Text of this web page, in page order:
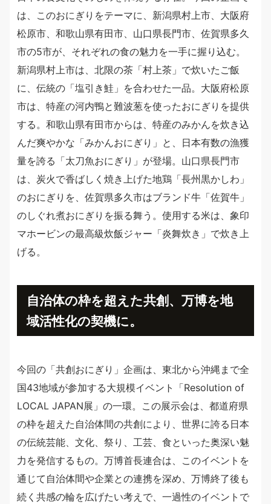
は、このおにぎりをテーマに、新潟県村上市、大阪府
松原市、和歌山県有田市、山口県長門市、佐賀県多久
市の5市が、それぞれの食の魅力を一手に握り込む。
新潟県村上市は、北限の茶「村上茶」で炊いたご飯
に、伝統の「塩引き鮭」を合わせた一品。大阪府松原
市は、特産の河内鴨と難波葱を使ったおにぎりを提供
する。和歌山県有田市からは、特産のみかんを炊き込
んだ爽やかな「みかんおにぎり」と、日本有数の漁獲
量を誇る「太刀魚おにぎり」が登場。山口県長門市
は、炭火で香ばしく焼き上げた地鶏「長州黒かしわ」
のおにぎりを、佐賀県多久市はブランド牛「佐賀牛」
のしぐれ煮おにぎりを振る舞う。使用する米は、象印
マホービンの最高級炊飯ジャー「炎舞炊き」で炊き上
げる。
自治体の枠を超えた共創、万博を地
域活性化の契機に。
今回の「共創おにぎり」企画は、東北から沖縄まで全
国43地域が参加する大規模イベント「Resolution of
LOCAL JAPAN展」の一環。この展示会は、都道府県
の枠を超えた自治体間の共創により、世界に誇る日本
の伝統芸能、文化、祭り、工芸、食といった奥深い魅
力を発信するもの。万博首長連合は、このイベントを
通じて自治体間や企業との連携を深め、万博終了後も
続く共感の輪を広げたい考えで、一過性のイベントで